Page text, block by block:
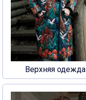
Верхняя одежда